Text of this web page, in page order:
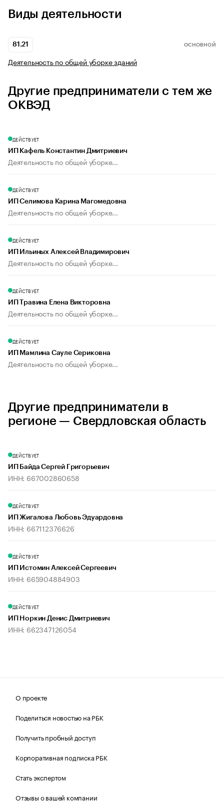
Виды деятельности
81.21 ОСНОВНОЙ
Деятельность по общей уборке зданий
Другие предприниматели с тем же
ОКВЭД
ДЕЙСТВУЕТ
ИП Кафель Константин Дмитриевич
Деятельность по общей уборке...
ДЕЙСТВУЕТ
ИП Селимова Карина Магомедовна
Деятельность по общей уборке...
ДЕЙСТВУЕТ
ИП Ильиных Алексей Владимирович
Деятельность по общей уборке...
ДЕЙСТВУЕТ
ИП Травина Елена Викторовна
Деятельность по общей уборке...
ДЕЙСТВУЕТ
ИП Мамлина Сауле Сериковна
Деятельность по общей уборке...
Другие предприниматели в
регионе — Свердловская область
ДЕЙСТВУЕТ
ИП Байда Сергей Григорьевич
ИНН: 667002860658
ДЕЙСТВУЕТ
ИП Жигалова Любовь Эдуардовна
ИНН: 667112376626
ДЕЙСТВУЕТ
ИП Истомин Алексей Сергеевич
ИНН: 665904884903
ДЕЙСТВУЕТ
ИП Норкин Денис Дмитриевич
ИНН: 662347126054
О проекте
Поделиться новостью на РБК
Получить пробный доступ
Корпоративная подписка РБК
Стать экспертом
Отзывы о вашей компании